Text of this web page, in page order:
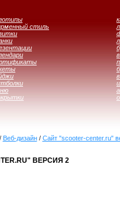
стиль
Веб-дизайн/ Сайт "scooter-center.ru"
ВЕРСИЯ 2